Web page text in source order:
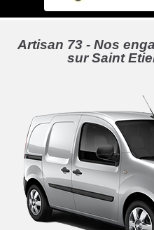
Artisan 73 - Nos
sur Saint